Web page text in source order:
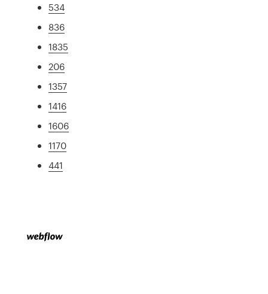
534
836
1835
206
1357
1416
1606
1170
441